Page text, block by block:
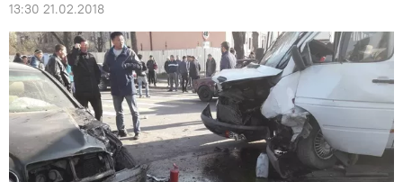
13:30 21.02.2018